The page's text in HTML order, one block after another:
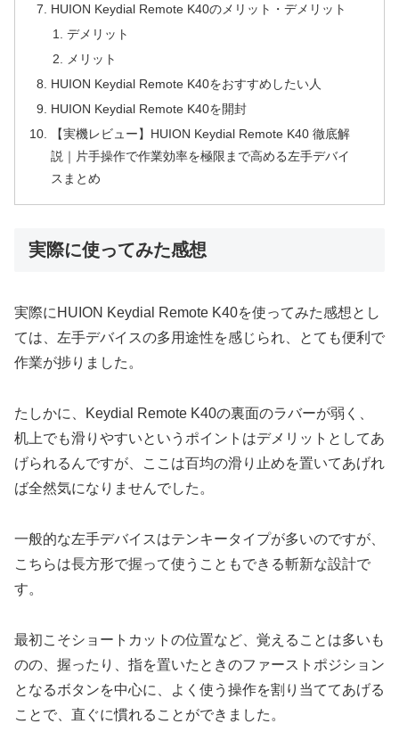
HUION Keydial Remote K40のメリット・デメリット
デメリット
メリット
HUION Keydial Remote K40をおすすめしたい人
HUION Keydial Remote K40を開封
【実機レビュー】HUION Keydial Remote K40 徹底解
説｜片手操作で作業効率を極限まで高める左手デバイ
スまとめ
実際に使ってみた感想
実際にHUION Keydial Remote K40を使ってみた感想とし
ては、左手デバイスの多用途性を感じられ、とても便利で
作業が捗りました。
たしかに、Keydial Remote K40の裏面のラバーが弱く、
机上でも滑りやすいというポイントはデメリットとしてあ
げられるんですが、ここは百均の滑り止めを置いてあげれ
ば全然気になりませんでした。
一般的な左手デバイスはテンキータイプが多いのですが、
こちらは長方形で握って使うこともできる斬新な設計で
す。
最初こそショートカットの位置など、覚えることは多いも
のの、握ったり、指を置いたときのファーストポジション
となるボタンを中心に、よく使う操作を割り当ててあげる
ことで、直ぐに慣れることができました。